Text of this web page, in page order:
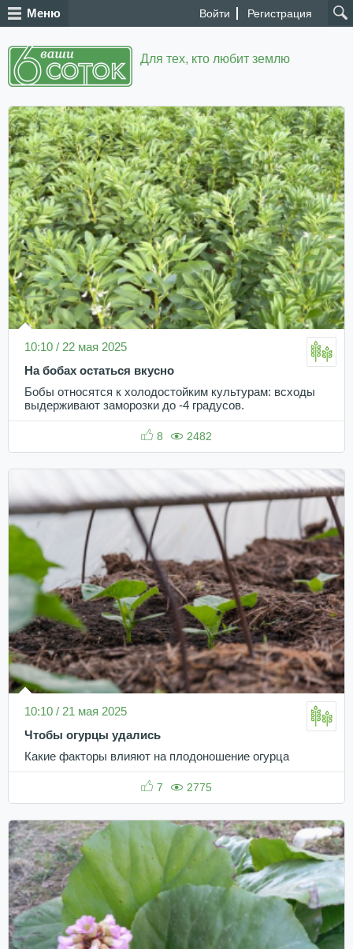
Войти Регистрация
Меню
Для тех, кто любит землю
10:10 / 22 мая 2025
На бобах остаться вкусно
Бобы относятся к холодостойким культурам: всходы
выдерживают заморозки до -4 градусов.
8 2482
10:10 / 21 мая 2025
Чтобы огурцы удались
Какие факторы влияют на плодоношение огурца
7 2775